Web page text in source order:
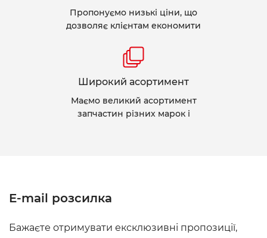
Пропонуємо низькі ціни, що
дозволяє клієнтам економити
Широкий асортимент
Маємо великий асортимент
запчастин різних марок і
E-mail розсилка
Бажаєте отримувати ексклюзивні пропозиції,